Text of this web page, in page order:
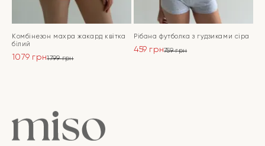
Комбінезон махра жакард квітка
білий
1799грн
1079 грн
Рібана футболка з гудзиками сіра
759грн
459 грн